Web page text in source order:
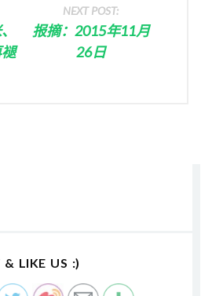
NEXT POST:
报摘：2015年11月
26日
& LIKE US :)